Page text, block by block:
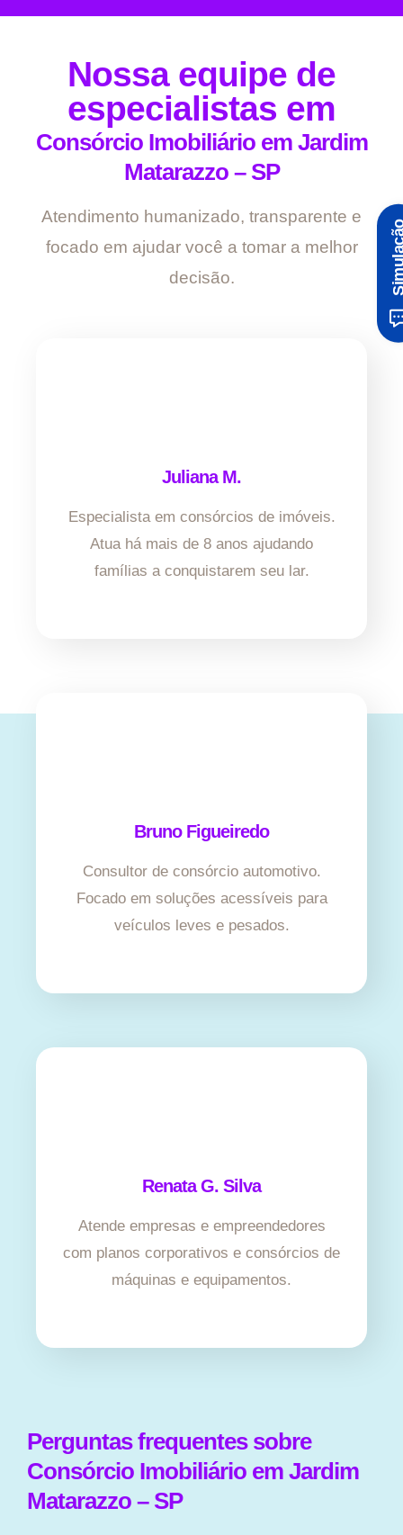
Nossa equipe de
especialistas em
Consórcio Imobiliário em Jardim
Matarazzo – SP
Atendimento humanizado, transparente e
focado em ajudar você a tomar a melhor
decisão.
Juliana M.
Especialista em consórcios de imóveis.
Atua há mais de 8 anos ajudando
famílias a conquistarem seu lar.
Bruno Figueiredo
Consultor de consórcio automotivo.
Focado em soluções acessíveis para
veículos leves e pesados.
Renata G. Silva
Atende empresas e empreendedores
com planos corporativos e consórcios de
máquinas e equipamentos.
Perguntas frequentes sobre
Consórcio Imobiliário em Jardim
Matarazzo – SP